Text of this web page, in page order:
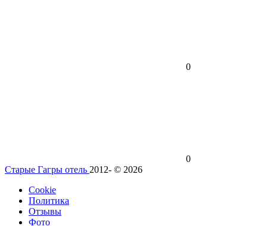
0
0
Старые Гагры отель 2012- © 2026
Cookie
Политика
Отзывы
Фото